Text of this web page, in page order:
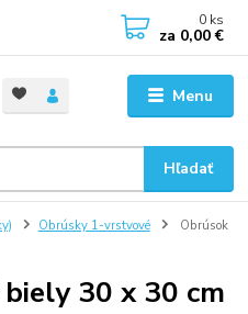
Menu
Hľadať
0 ks
za 0,00 €
Obrúsky 1-vrstvové
Obrúsok
30 x 30 cm